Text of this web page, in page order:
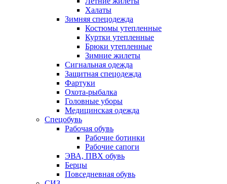
Халаты
Зимняя спецодежда
Костюмы утепленные
Куртки утепленные
Брюки утепленные
Зимние жилеты
Сигнальная одежда
Защитная спецодежда
Фартуки
Охота-рыбалка
Головные уборы
Медицинская одежда
Спецобувь
Рабочая обувь
Рабочие ботинки
Рабочие сапоги
ЭВА, ПВХ обувь
Берцы
Повседневная обувь